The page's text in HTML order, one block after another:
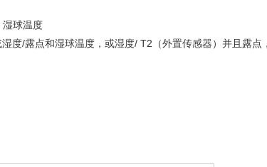
湿球温度
度/露点和湿球温度，或湿度/ T2（外置传感器）并且露点